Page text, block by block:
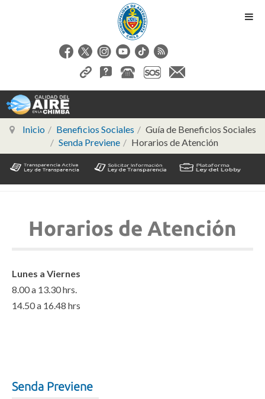
Inicio Beneficios Sociales
Guía de Beneficios Sociales
Senda Previene
Horarios de Atención
Horarios de Atención
Lunes a Viernes
8.00 a 13.30 hrs.
14.50 a 16.48 hrs
Senda Previene